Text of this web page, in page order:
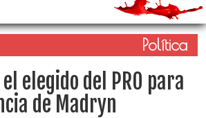
Política
elegido del PRO para
de Madryn